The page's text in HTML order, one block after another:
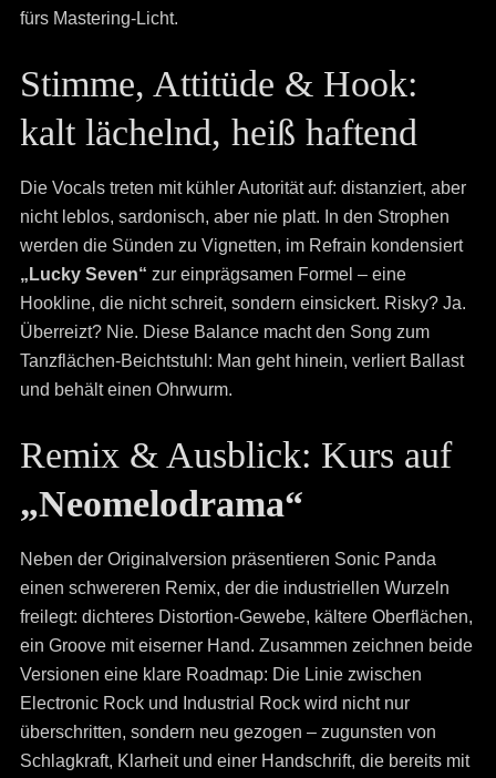
fürs Mastering-Licht.
Stimme, Attitüde & Hook:
kalt lächelnd, heiß haftend
Die Vocals treten mit kühler Autorität auf: distanziert, aber
nicht leblos, sardonisch, aber nie platt. In den Strophen
werden die Sünden zu Vignetten, im Refrain kondensiert
„Lucky Seven“ zur einprägsamen Formel – eine
Hookline, die nicht schreit, sondern einsickert. Risky? Ja.
Überreizt? Nie. Diese Balance macht den Song zum
Tanzflächen-Beichtstuhl: Man geht hinein, verliert Ballast
und behält einen Ohrwurm.
Remix & Ausblick: Kurs auf
„Neomelodrama“
Neben der Originalversion präsentieren Sonic Panda
einen schwereren Remix, der die industriellen Wurzeln
freilegt: dichteres Distortion-Gewebe, kältere Oberflächen,
ein Groove mit eiserner Hand. Zusammen zeichnen beide
Versionen eine klare Roadmap: Die Linie zwischen
Electronic Rock und Industrial Rock wird nicht nur
überschritten, sondern neu gezogen – zugunsten von
Schlagkraft, Klarheit und einer Handschrift, die bereits mit